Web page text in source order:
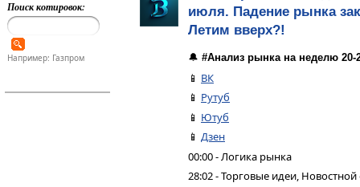
Поиск котировок:
Например: Газпром
июля. Падение рынка
Летим вверх?!
🔔 #Анализ рынка на неделю
📱 ВК
📱 Рутуб
📱 Ютуб
📱 Дзен
00:00 - Логика рынка
28:02 - Торговые идеи,